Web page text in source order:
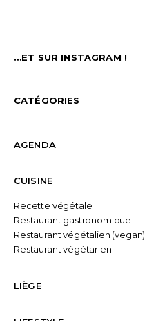
…ET SUR INSTAGRAM !
CATÉGORIES
AGENDA
CUISINE
Recette végétale
Restaurant gastronomique
Restaurant végétalien (vegan)
Restaurant végétarien
LIÈGE